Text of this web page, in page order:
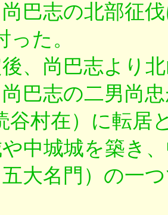
巴志の北部征
た。
、尚巴志より
巴志の二男尚
谷村在）に転居
中城城を築き
五大名門）の一